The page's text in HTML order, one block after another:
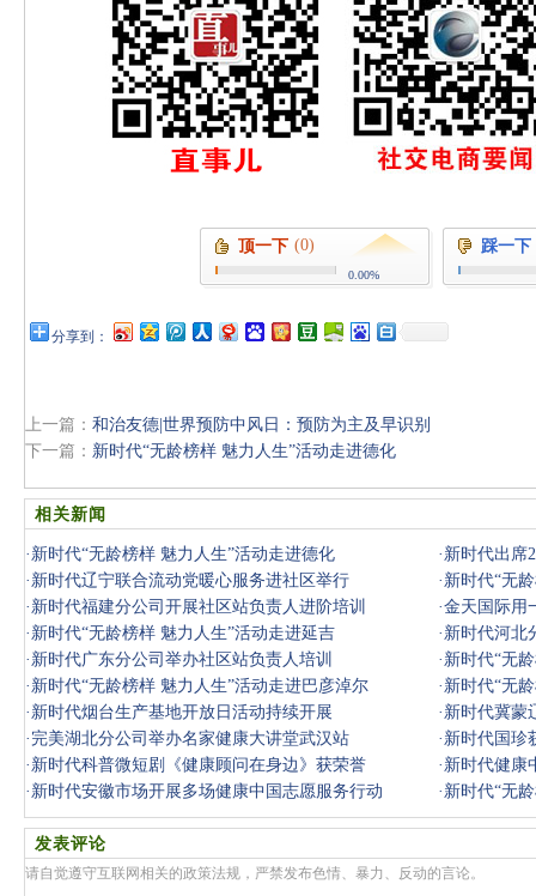
顶一下 (0)
0.00%
踩一下
分享到：
上一篇： 和治友德|世界预防中风日：预防为主及早识别
下一篇： 新时代“无龄榜样 魅力人生”活动走进德化
相关新闻
· 新时代“无龄榜样 魅力人生”活动走进德化 · 新时代出席
· 新时代辽宁联合流动党暖心服务进社区举行 · 新时代“无
· 新时代福建分公司开展社区站负责人进阶培训 ·金天国际用
· 新时代“无龄榜样 魅力人生”活动走进延吉 · 新时代河北
· 新时代广东分公司举办社区站负责人培训 · 新时代“无
· 新时代“无龄榜样 魅力人生”活动走进巴彦淖尔 · 新时代“无
· 新时代烟台生产基地开放日活动持续开展 · 新时代冀蒙
· 完美湖北分公司举办名家健康大讲堂武汉站 · 新时代国珍
· 新时代科普微短剧《健康顾问在身边》获荣誉 · 新时代健康
· 新时代安徽市场开展多场健康中国志愿服务行动 · 新时代“无
发表评论
请自觉遵守互联网相关的政策法规，严禁发布色情、暴力、反动的言论。